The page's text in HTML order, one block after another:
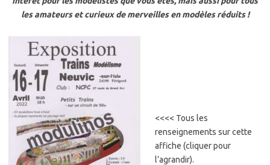
les amateurs et curieux de merveilles en modèles réduits !
<<<< Tous les
renseignements sur cette
affiche (cliquer pour
l’agrandir).